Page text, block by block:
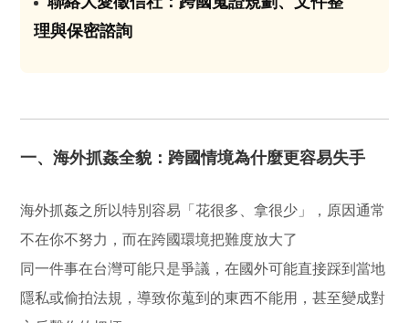
理與保密諮詢
一、海外抓姦全貌：跨國情境為什麼更容易失手
海外抓姦之所以特別容易「花很多、拿很少」，原因通常
不在你不努力，而在跨國環境把難度放大了
同一件事在台灣可能只是爭議，在國外可能直接踩到當地
隱私或偷拍法規，導致你蒐到的東西不能用，甚至變成對